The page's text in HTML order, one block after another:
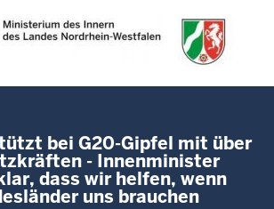
Direkt zum Inhalt
DEAKTIVIEREN: MAIN MENU
bei G20-Gipfel mit über
- Innenminister
dass wir helfen, wenn
uns brauchen